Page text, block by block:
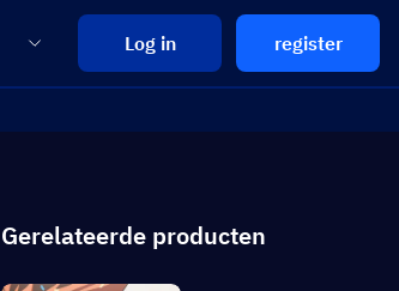
Log in register
Gerelateerde producten